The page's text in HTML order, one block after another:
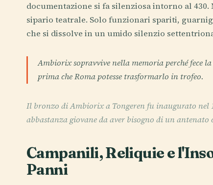
documentazione si fa silenziosa intorno al
sipario teatrale. Solo funzionari spariti,
che si dissolve in un umido silenzio
Ambiorix sopravvive nella memoria perché fece
prima che Roma potesse trasformarlo in trofeo.
Il bronzo di Ambiorix a Tongeren fu inaugurato nel
abbastanza giovane da aver bisogno di un antenato
Campanili, Reliquie e
Panni